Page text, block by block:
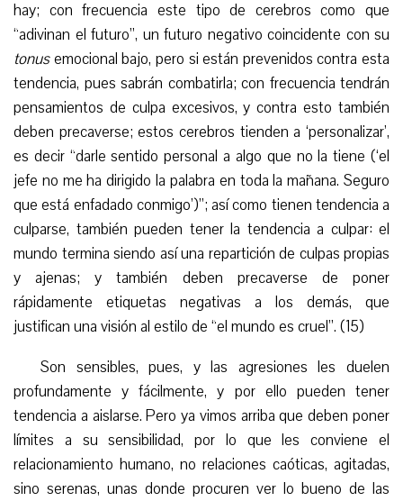
hay; con frecuencia este tipo de cerebros como que
“adivinan el futuro”, un futuro negativo coincidente con su
tonusemocional bajo, pero si están prevenidos contra esta
tendencia, pues sabrán combatirla; con frecuencia tendrán
pensamientos de culpa excesivos, y contra esto también
deben precaverse; estos cerebros tienden a ‘personalizar’,
es decir “darle sentido personal a algo que no la tiene (‘el
jefe no me ha dirigido la palabra en toda la mañana. Seguro
que está enfadado conmigo’)”; así como tienen tendencia a
culparse, también pueden tener la tendencia a culpar: el
mundo termina siendo así una repartición de culpas propias
y ajenas; y también deben precaverse de poner
rápidamente etiquetas negativas a los demás, que
justifican una visión al estilo de “el mundo es cruel”. (15)
Son sensibles, pues, y las agresiones les duelen
profundamente y fácilmente, y por ello pueden tener
tendencia a aislarse. Pero ya vimos arriba que deben poner
límites a su sensibilidad, por lo que les conviene el
relacionamiento humano, no relaciones caóticas, agitadas,
sino serenas, unas donde procuren ver lo bueno de las